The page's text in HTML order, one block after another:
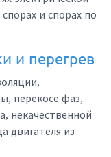
и спорах по
и перегрев
перекосе фаз,
некачественной
двигателя из